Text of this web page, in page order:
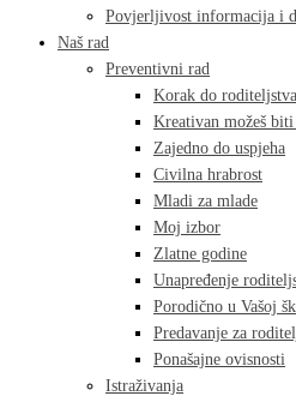
Povjerljivost informacija i
Naš rad
Preventivni rad
Korak do roditeljstva
Kreativan možeš
Zajedno do uspjeha
Civilna hrabrost
Mladi za mlade
Moj izbor
Zlatne godine
Unapređenje
Porodično u Vašoj
Predavanje za
Ponašajne ovisnosti
Istraživanja